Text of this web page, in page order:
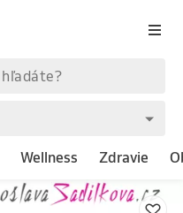
Wellness Zdravie